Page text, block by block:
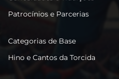
Patrocínios e Parcerias
Categorias de Base
Hino e Cantos da Torcida